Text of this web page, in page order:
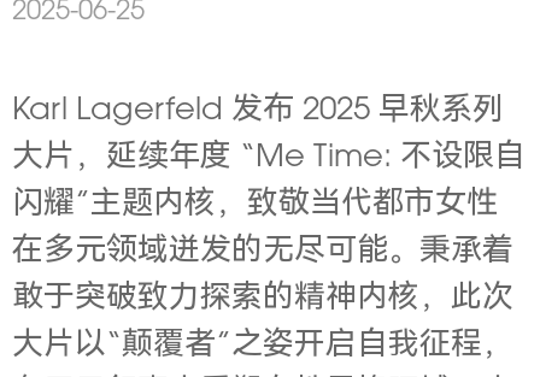
2025-06-25
Karl Lagerfeld 发布 2025 早秋系列
大片，延续年度 “Me Time: 不设限自
闪耀”主题内核，致敬当代都市女性
在多元领域迸发的无尽可能。秉承着
敢于突破致力探索的精神内核，此次
大片以“颠覆者”之姿开启自我征程，